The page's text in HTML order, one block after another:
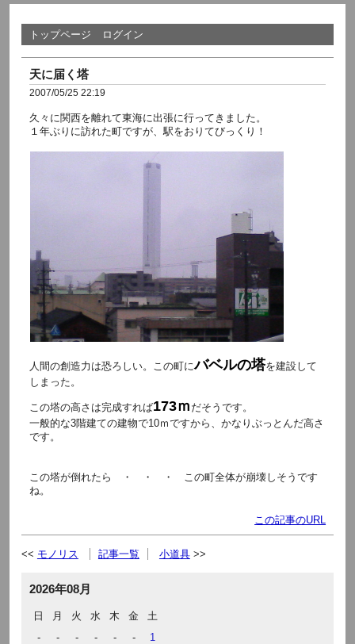
トップページ ログイン
天に届く塔
2007/05/25 22:19
久々に関西を離れて東海に出張に行ってきました。
１年ぶりに訪れた町ですが、駅をおりてびっくり！
人間の創造力は恐ろしい。この町にバベルの塔を建設して
しまった。
この塔の高さは完成すれば173ｍ だそうです。
一般的な3階建ての建物で10ｍですから、かなりぶっとんだ高さ
です。
この塔が倒れたら ・ ・ ・ この町全体が崩壊しそうです
ね。
この記事のURL
モノリス 記事一覧 小道具
2026年08月
日 月 火 水 木 金
土
-
- - - - -
1